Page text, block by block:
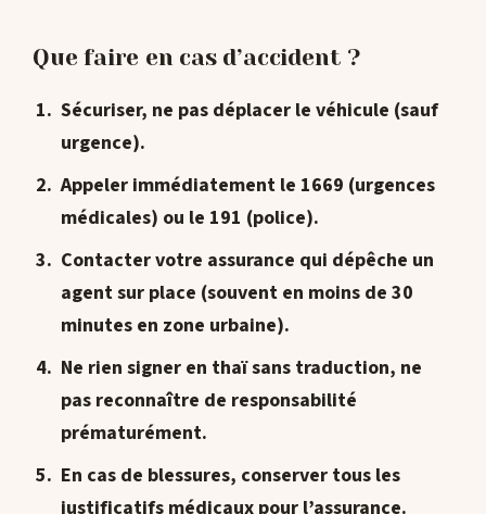
Que faire en cas d’accident ?
Sécuriser, ne pas déplacer le véhicule (sauf
urgence).
Appeler immédiatement le 1669 (urgences
médicales) ou le 191 (police).
Contacter votre assurance qui dépêche un
agent sur place (souvent en moins de 30
minutes en zone urbaine).
Ne rien signer en thaï sans traduction, ne
pas reconnaître de responsabilité
prématurément.
En cas de blessures, conserver tous les
justificatifs médicaux pour l’assurance.